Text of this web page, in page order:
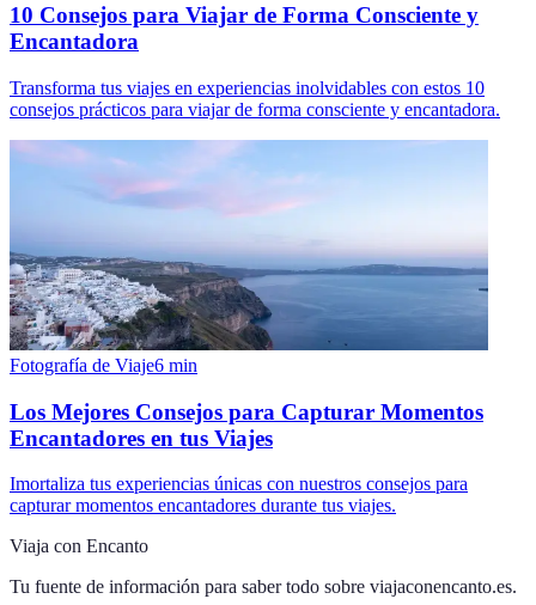
10 Consejos para Viajar de Forma Consciente y
Encantadora
Transforma tus viajes en experiencias inolvidables con estos 10
consejos prácticos para viajar de forma consciente y encantadora.
Fotografía de Viaje6 min
Los Mejores Consejos para Capturar Momentos
Encantadores en tus Viajes
Imortaliza tus experiencias únicas con nuestros consejos para
capturar momentos encantadores durante tus viajes.
Viaja con Encanto
Tu fuente de información para saber todo sobre viajaconencanto.es.